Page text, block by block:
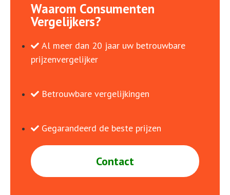
Waarom Consumenten
Vergelijkers?
Al meer dan 20 jaar uw betrouwbare
prijzenvergelijker
Betrouwbare vergelijkingen
Gegarandeerd de beste prijzen
Contact